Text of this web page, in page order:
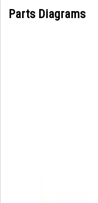
Parts Diagrams